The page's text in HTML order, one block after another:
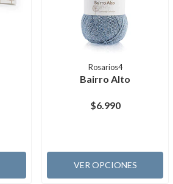
Rosarios4
Bairro Alto
$6.990
VER OPCIONES